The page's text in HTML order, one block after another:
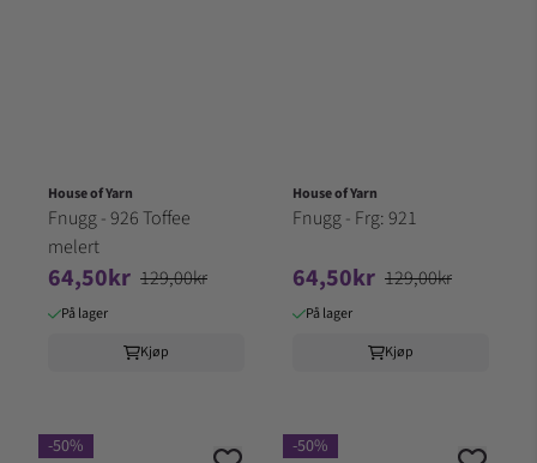
House of Yarn
Fnugg - 926 Toffee
melert
64,50kr 129,00kr
På lager
Kjøp
House of Yarn
Fnugg - Frg: 921
64,50kr 129,00kr
På lager
Kjøp
-50% -50%